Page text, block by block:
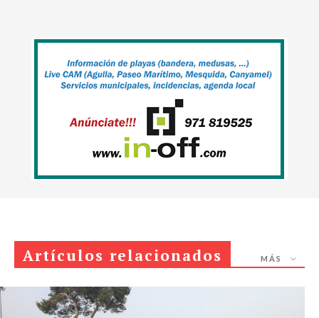
Artículos relacionados MÁS